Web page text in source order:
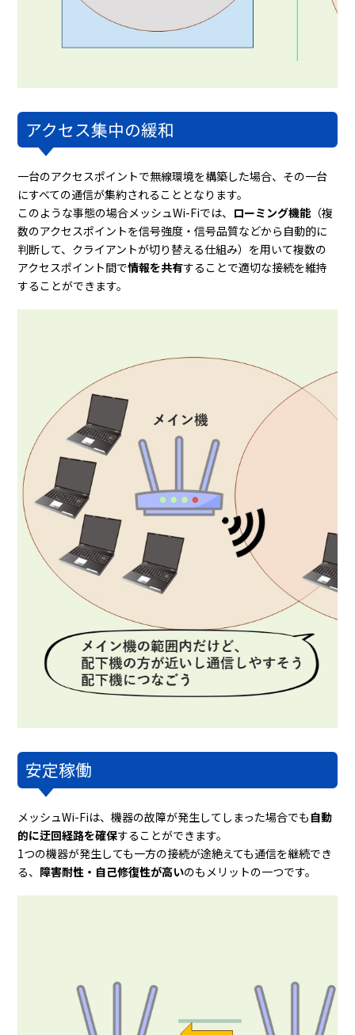
アクセス集中の緩和
一台のアクセスポイントで無線環境を構築した場合、その一台
にすべての通信が集約されることとなります。
このような事態の場合メッシュWi-Fiでは、 ローミング機能（複
数のアクセスポイントを信号強度・信号品質などから自動的に
判断して、クライアントが切り替える仕組み）を用いて複数の
アクセスポイント間で情報を共有することで適切な接続を維持
することができます。
安定稼働
メッシュWi-Fiは、機器の故障が発生してしまった場合でも 自動
的に迂回経路を確保することができます。
1つの機器が発生しても一方の接続が途絶えても通信を継続でき
る、 障害耐性・自己修復性が高いのもメリットの一つです。